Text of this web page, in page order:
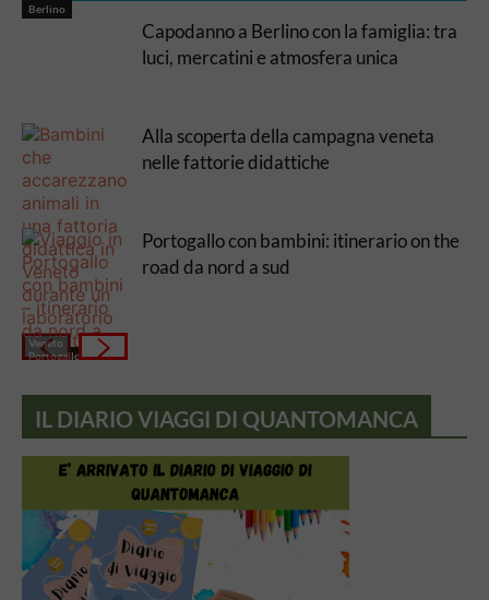
Berlino
Capodanno a Berlino con la famiglia: tra
luci, mercatini e atmosfera unica
Veneto
Alla scoperta della campagna veneta
nelle fattorie didattiche
Portogallo
Portogallo con bambini: itinerario on the
road da nord a sud
IL DIARIO VIAGGI DI QUANTOMANCA